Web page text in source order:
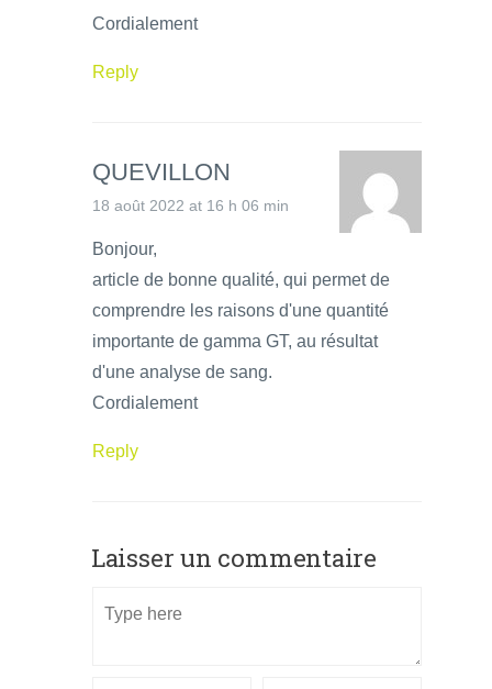
Cordialement
Reply
QUEVILLON
18 août 2022 at 16 h 06 min
Bonjour,
article de bonne qualité, qui permet de
comprendre les raisons d'une quantité
importante de gamma GT, au résultat
d'une analyse de sang.
Cordialement
Reply
Laisser un commentaire